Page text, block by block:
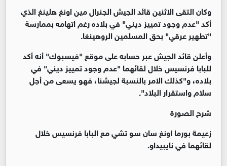
وكان التقى الاثنين قائد الجيش الجنرال مين اونغ هلينغ الذي
أكد "عدم وجود تمييز ديني" في بلاده رغم اتهامه بممارسة
"تطهير عرقي" بحق المسلمين الروهينغا.
وأعلن قائد الجيش عبر حسابه على موقع "فيسبوك" أنه أكد
للبابا فرنسيس خلال لقائهما "عدم وجود تمييز ديني" في
بلاده، و"كذلك الامر بالنسبة لجيشنا، فهو يسعى من أجل
سلام واستقرار البلاد".
شرح الصورة
زعيمة بورما اونغ سان سو تشي مع البابا فرنسيس خلال
لقائهما في نايبيداو.